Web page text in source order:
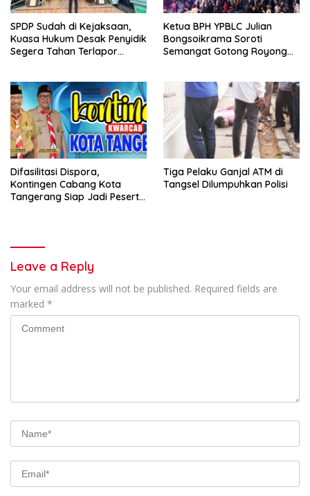
SPDP Sudah di Kejaksaan,
Kuasa Hukum Desak Penyidik
Segera Tahan Terlapor
Ketua BPH YPBLC Julian
Bongsoikrama Soroti
Semangat Gotong Royong
Difasilitasi Dispora,
Kontingen Cabang Kota
Tangerang Siap Jadi Peserta
Tiga Pelaku Ganjal ATM di
Tangsel Dilumpuhkan Polisi
Leave a Reply
Your email address will not be published. Required fields are
marked *